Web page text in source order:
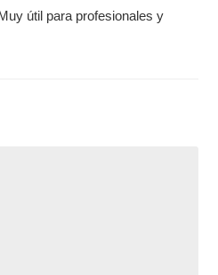
útil para profesionales y